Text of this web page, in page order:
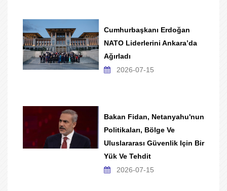
Cumhurbaşkanı Erdoğan
NATO Liderlerini Ankara’da
Ağırladı
2026-07-15
Bakan Fidan, Netanyahu'nun
Politikaları, Bölge Ve
Uluslararası Güvenlik Için Bir
Yük Ve Tehdit
2026-07-15